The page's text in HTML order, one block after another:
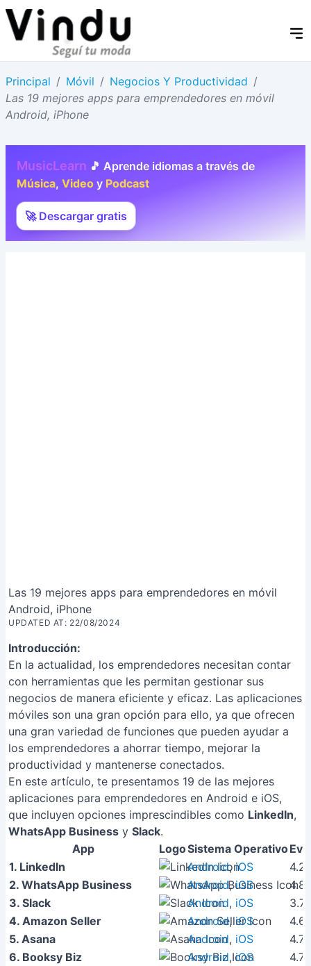
Principal / Móvil / Negocios Y Productividad /
Las 19 mejores apps para emprendedores en móvil
Android, iPhone
MusicLearn 🎵 Aprende idiomas a través de
Música, Video y Podcast
🚀 Descargar gratis
Las 19 mejores apps para emprendedores en móvil
Android, iPhone
UPDATED AT: 22/08/2024
Introducción:
En la actualidad, los emprendedores necesitan contar
con herramientas que les permitan gestionar sus
negocios de manera eficiente y eficaz. Las aplicaciones
móviles son una gran opción para ello, ya que ofrecen
una gran variedad de funciones que pueden ayudar a
los emprendedores a ahorrar tiempo, mejorar la
productividad y mantenerse conectados.
En este artículo, te presentamos 19 de las mejores
aplicaciones para emprendedores en Android e iOS,
que incluyen opciones imprescindibles como LinkedIn,
WhatsApp Business y Slack.
App
LogoSistema Operativo
1. LinkedIn
Android,iOS
2. WhatsApp Business
Android,iOS
3. Slack
Android, iOS
4. Amazon Seller
Android,iOS
5. Asana
Android, iOS
6. Booksy Biz
Android,iOS